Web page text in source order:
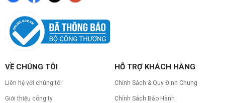
tăng hiệu năng tối đa? Xem ngay thứ tự ưu tiên
nâng cấp linh kiện PC chi tiết trong bài viết này!
nhân và Cách khắc phục
Tình trạng PC gaming nóng quạt kêu to khiến
máy giật lag, giảm tuổi thọ? Tìm hiểu ngay
nguyên nhân và cách khắc phục hiệu quả để máy
VỀ CHÚNG TÔI
Liên hệ với chúng tôi
Giới thiệu công ty
HỖ TRỢ KHÁCH HÀNG
Chính Sách & Quy Định Chung
Chính Sách Bảo Hành